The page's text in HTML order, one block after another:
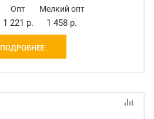
Опт
1 221 р.
Мелкий опт
1 458 р.
ПОДРОБНЕЕ